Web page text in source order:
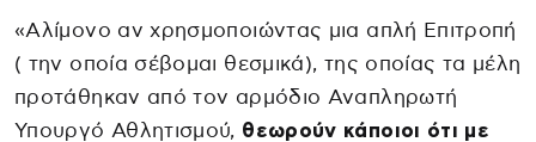
«Αλίμονο αν χρησμοποιώντας μια απλή Επιτροπή
( την οποία σέβομαι θεσμικά), της οποίας τα μέλη
προτάθηκαν από τον αρμόδιο Αναπληρωτή
Υπουργό Αθλητισμού, θεωρούν κάποιοι ότι με